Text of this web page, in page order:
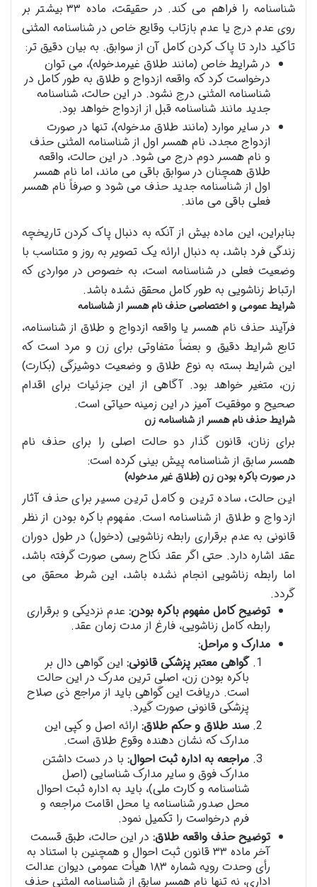
شناسنامه را فراهم می کند. در حقیقت، ماده ۳۳ بیشتر بر
روی عدم درج یا عدم بازتاب وقایع خاص در شناسنامه المثنی
تأکید دارد تا پاک کردن کامل آن از سوابق. به بیان دقیق تر:
در شرایط خاص (مانند طلاق غیرمدخوله)، می توان
درخواست کرد که واقعه ازدواج و طلاق به طور کامل در
شناسنامه المثنی درج نشود. در این حالت، شناسنامه
جدید مانند شناسنامه قبل از ازدواج خواهد بود.
در سایر موارد (مانند طلاق مدخوله)، تنها در صورت
ازدواج مجدد، نام همسر اول از شناسنامه المثنی حذف
و نام همسر دوم درج می شود. در این حالت، واقعه
طلاق همچنان در سوابق باقی می ماند، اما نام همسر
اول از شناسنامه جدید حذف می شود و صرفاً نام همسر
فعلی باقی می ماند.
بنابراین، این ماده بیش از آنکه به دنبال پاک کردن تاریخچه
زندگی فرد باشد، به دنبال ارائه یک تصویر به روز و متناسب با
وضعیت فعلی در شناسنامه است، به خصوص در مواردی که
ارتباط زناشویی به طور کامل محقق نشده باشد.
شرایط عمومی و اختصاصی حذف نام همسر از شناسنامه
فرآیند حذف نام همسر یا واقعه ازدواج و طلاق از شناسنامه،
تابع شرایط دقیق و بعضاً متفاوتی برای زن و مرد است که
این شرایط بسته به نوع طلاق و وضعیت دوشیزگی (بکارت)
زن، متغیر خواهد بود. آگاهی از این جزئیات برای اقدام
صحیح و موفقیت آمیز در این زمینه حیاتی است.
شرایط حذف نام همسر از شناسنامه زن
برای زنان، قانون گذار دو حالت اصلی را برای حذف نام
همسر سابق از شناسنامه پیش بینی کرده است:
در صورت باکره بودن زن (طلاق غیر مدخوله)
این حالت، ساده ترین و کامل ترین مسیر برای حذف آثار
ازدواج و طلاق از شناسنامه است. مفهوم باکره بودن از نظر
قانونی به عدم برقراری رابطه زناشویی (دخول) در طول دوران
عقد اشاره دارد. حتی اگر عقد نکاح رسمی صورت گرفته باشد،
اما رابطه زناشویی انجام نشده باشد، این شرط محقق می
گردد.
توضیح کامل مفهوم باکره بودن: عدم نزدیکی و برقراری
رابطه کامل زناشویی، فارغ از مدت زمان عقد.
مدارک و مراحل:
گواهی معتبر پزشکی قانونی: این گواهی دال بر
باکره بودن زن، اصلی ترین مدرک در این حالت
است. دریافت این گواهی باید از مراجع ذی صلاح
پزشکی قانونی صورت گیرد.
سند طلاق و حکم طلاق: ارائه اصل و کپی این
مدارک که نشان دهنده وقوع طلاق است.
مراجعه به اداره ثبت احوال: با در دست داشتن
مدارک فوق و سایر مدارک شناسایی (اصل
شناسنامه و کارت ملی)، باید به اداره ثبت احوال
محل صدور شناسنامه یا محل اقامت مراجعه و
فرم درخواست را تکمیل نمود.
توضیح حذف واقعه طلاق: در این حالت، طبق قسمت
آخر ماده ۳۳ قانون ثبت احوال و همچنین با استناد به
رأی وحدت رویه شماره ۱۸۳ هیأت عمومی دیوان عدالت
اداری، نه تنها نام همسر سابق از شناسنامه المثنی حذف